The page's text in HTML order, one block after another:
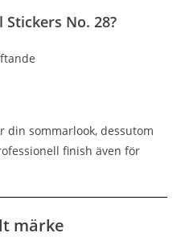
No. 28?
din sommarlook, dessutom
finish även för
märke